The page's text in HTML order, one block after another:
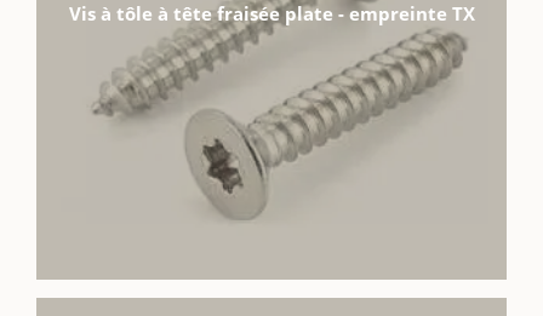
Vis à tôle à tête fraisée plate - empreinte TX